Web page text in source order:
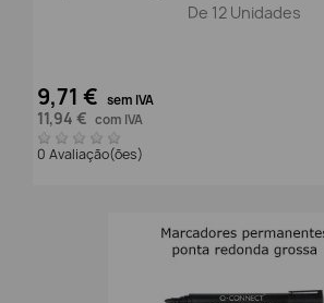
De 12 Unidades
9,71 € sem IVA
11,94 € com IVA
0 Avaliação(ões)